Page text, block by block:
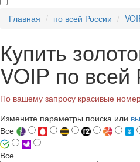
Главная по всей России
Купить
VOIP по всей
По вашему запросу красивые
Измените параметры поиска или
Все
Все